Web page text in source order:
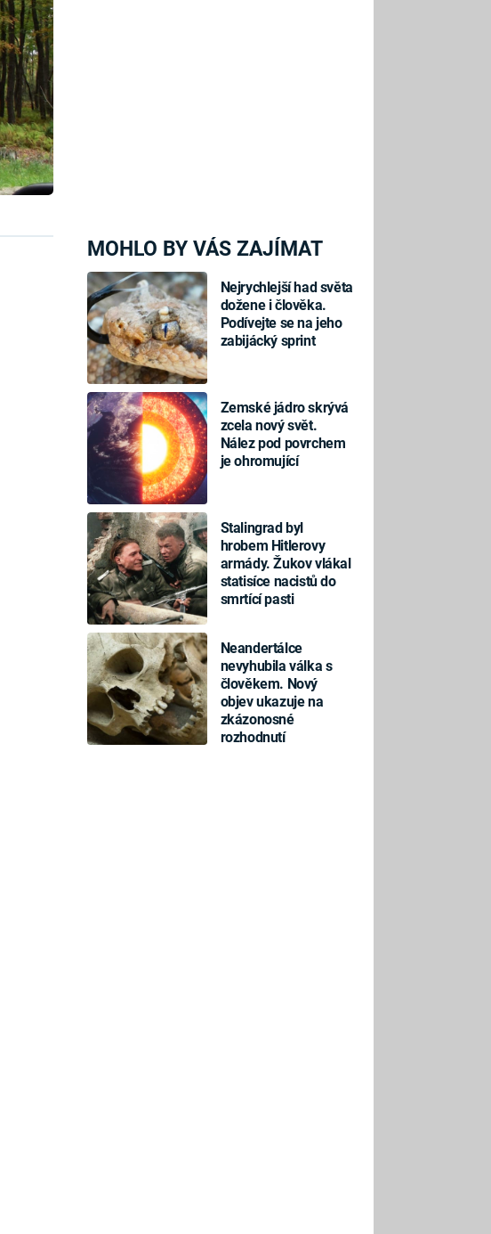
MOHLO BY VÁS ZAJÍMAT
Nejrychlejší had světa
dožene i člověka.
Podívejte se na jeho
zabijácký sprint
Zemské jádro skrývá
zcela nový svět.
Nález pod povrchem
je ohromující
Stalingrad byl
hrobem Hitlerovy
armády. Žukov vlákal
statisíce nacistů do
smrtící pasti
Neandertálce
nevyhubila válka s
člověkem. Nový
objev ukazuje na
zkázonosné
rozhodnutí